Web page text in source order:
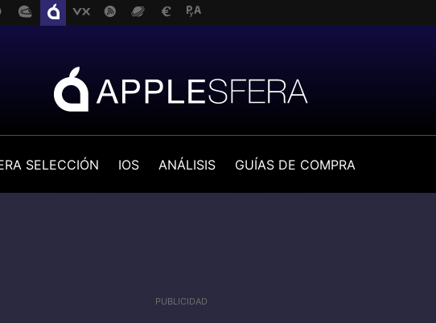
SELECCIÓN IOS ANÁLISIS GUÍAS DE COMPRA